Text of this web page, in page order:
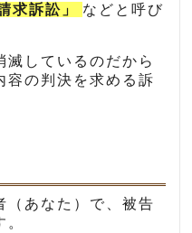
求訴訟」
などと呼び
滅しているのだから
容の判決を求める訴
（あなた）で、被告